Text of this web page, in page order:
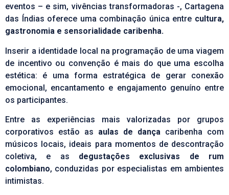
eventos – e sim, vivências transformadoras -, Cartagena
das Índias oferece uma combinação única entre cultura,
gastronomia e sensorialidade caribenha.
Inserir a identidade local na programação de uma viagem
de incentivo ou convenção é mais do que uma escolha
estética: é uma forma estratégica de gerar conexão
emocional, encantamento e engajamento genuíno entre
os participantes.
Entre as experiências mais valorizadas por grupos
corporativos estão as aulas de dança caribenha com
músicos locais, ideais para momentos de descontração
coletiva, e as degustações exclusivas de rum
colombiano, conduzidas por especialistas em ambientes
intimistas.